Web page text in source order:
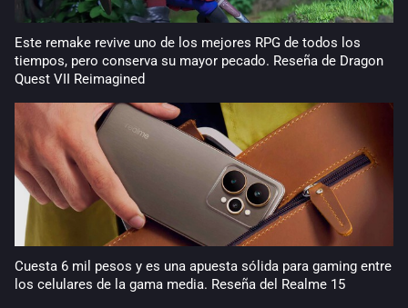
Este remake revive uno de los mejores RPG de todos los
tiempos, pero conserva su mayor pecado. Reseña de Dragon
Quest VII Reimagined
Cuesta 6 mil pesos y es una apuesta sólida para gaming entre
los celulares de la gama media. Reseña del Realme 15